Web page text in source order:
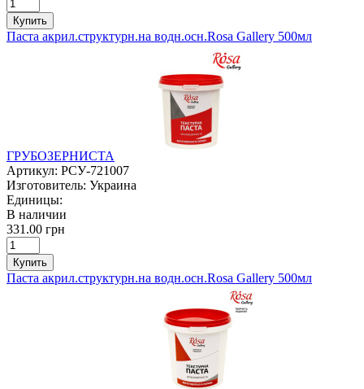
Купить
Паста акрил.структурн.на водн.осн.Rosa Gallery 500мл
ГРУБОЗЕРНИСТА
Артикул: РСУ-721007
Изготовитель: Украина
Единицы:
В наличии
331.00 грн
Купить
Паста акрил.структурн.на водн.осн.Rosa Gallery 500мл